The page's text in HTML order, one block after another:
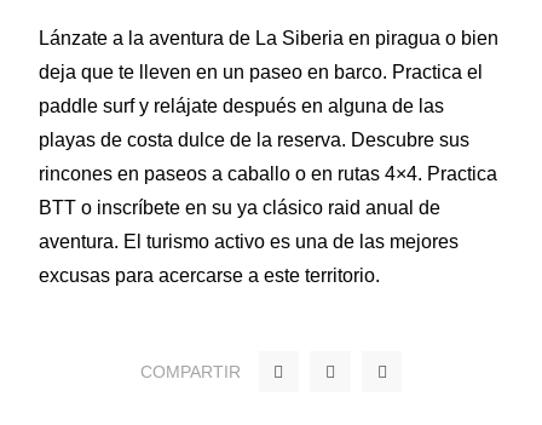
Lánzate a la aventura de La Siberia en piragua o bien
deja que te lleven en un paseo en barco. Practica el
paddle surf y relájate después en alguna de las
playas de costa dulce de la reserva. Descubre sus
rincones en paseos a caballo o en rutas 4×4. Practica
BTT o inscríbete en su ya clásico raid anual de
aventura. El turismo activo es una de las mejores
excusas para acercarse a este territorio.
COMPARTIR
a
w
o